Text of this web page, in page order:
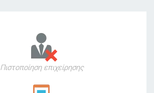
Πιστοποίηση επιχείρησης